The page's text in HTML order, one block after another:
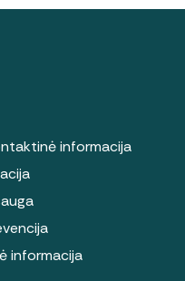
informacija
informacija